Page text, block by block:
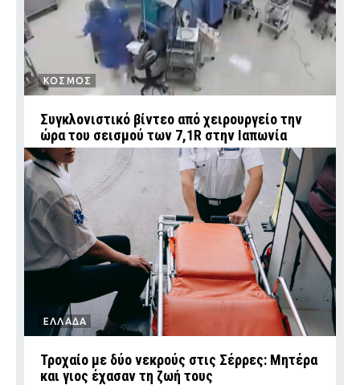
ΚΟΣΜΟΣ
Συγκλονιστικό βίντεο από χειρουργείο την
ώρα του σεισμού των 7,1R στην Ιαπωνία
ΕΛΛΑΔΑ
Τροχαίο με δύο νεκρούς στις Σέρρες: Μητέρα
και γιος έχασαν τη ζωή τους